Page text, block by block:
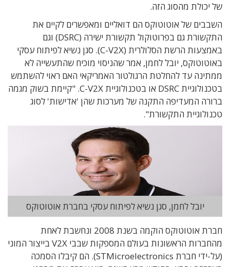
של יכולת מהסוג הזה.
השבבים של אוטוטוקס הם דואליים ומאפשרים לקיים את
התקשורת גם בפרוטוקול תקשורת ישירה (DSRC) וגם
באמצעות הרשת הסלולרית (C-V2X). סגן נשיא לפיתוח עסקי
באוטוטוקס, יובל לחמן, אמר שהניסוי מוכיח שהתעשייה לא
ממתינה עד להחלטת הרגולטור האמריקאי האם ראוי להשתמש
בטכנולוגיית DSRC או בטכנולוגיית C-V2X. "קיימת בשוק מגמה
ברורה המעדיפה התקנה של מערכות שהן 'אדישות' לסוג
טכנולוגיית התקשורת".
יובל לחמן, סגן נשיא לפיתוח עסקי בחברת אוטוטוקס
חברת אוטוטוקס הוקמה בשנת 2008 ונחשבת לאחת
מהחברות הראשונות בעולם המספקות שבבי V2X בייצור המוני
(על-ידי חברת STMicroelectronics). הם קיבלו הסמכה